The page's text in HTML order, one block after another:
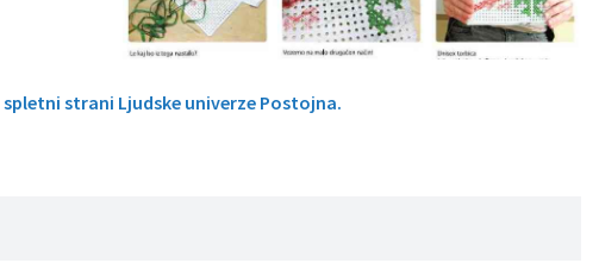
spletni strani Ljudske univerze Postojna.